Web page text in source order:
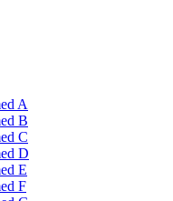
A
B
C
D
E
F